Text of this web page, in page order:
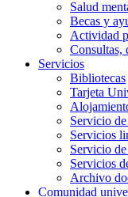
Salud
Becas y
Actividad
Consultas,
Servicios
Bibliotecas
Tarjeta
Servicio
Servicios
Servicio
Servicios
Archivo
Comunidad